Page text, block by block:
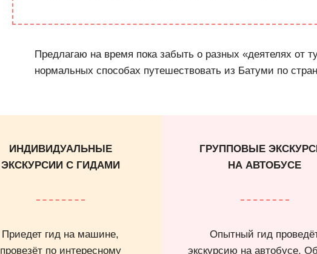
Предлагаю на время пока забыть о разных «деятелях от
нормальных способах путешествовать из Батуми по
ИНДИВИДУАЛЬНЫЕ
ЭКСКУРСИИ С ГИДАМИ
Приедет гид на машине,
провезёт по интересному
ГРУППОВЫЕ
НА АВТОБУСЕ
Опытный гид
экскурсию на автобусе.